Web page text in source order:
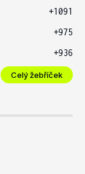
+1091
+975
+936
Celý žebříček